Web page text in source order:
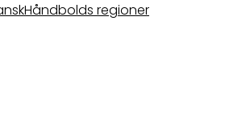
regioner